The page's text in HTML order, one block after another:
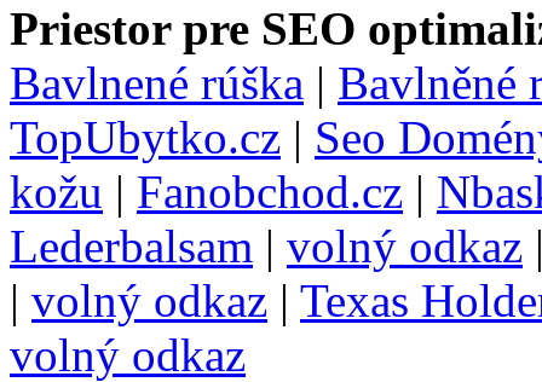
Priestor pre SEO
Bavlnené rúška | Bavlněné
TopUbytko.cz | Seo
kožu | Fanobchod.cz |
Lederbalsam | volný odkaz
| volný odkaz | Texas
volný odkaz